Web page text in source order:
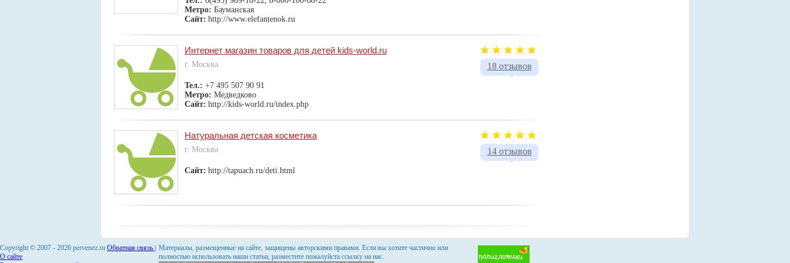
Метро: Бауманская
Сайт: http://www.elefantenok.ru
18 отзывов
Интернет магазин товаров для детей kids-world.ru
г. Москва
Тел.: +7 495 507 90 91
Метро: Медведково
Сайт: http://kids-world.ru/index.php
14 отзывов
Натуральная детская косметика
г. Москва
Сайт: http://tapuach.ru/deti.html
Copyright © 2007 - 2026 pervenez.ru Обратная связь
О сайте
Материалы, размещенные на сайте, защищены авторскими правами. Если вы хотите частично или
полностью использовать наши статьи, разместите пожалуйста ссылку на нас.